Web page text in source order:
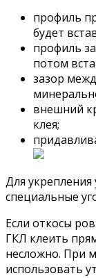
профиль
будет
профиль
потом
зазор
внешний
клея;
Для
специальные
Если откосы
ГКЛ клеить
несложно. При
использовать